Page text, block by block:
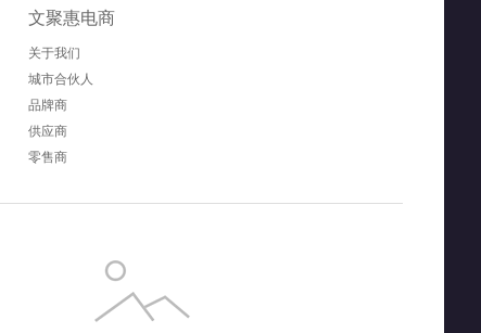
文聚惠电商
关于我们
城市合伙人
品牌商
供应商
零售商